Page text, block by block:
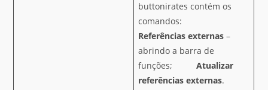
buttonirates contém os
comandos:
Referências externas –
abrindo a barra de
funções;
Atualizar
referências externas.